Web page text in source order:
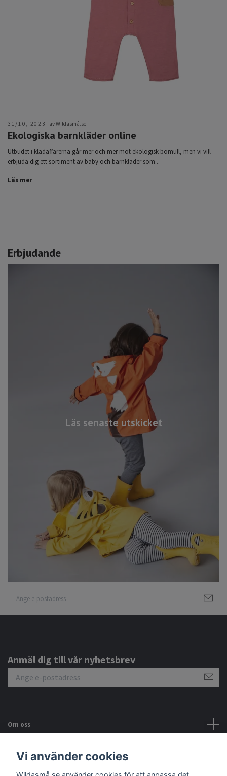
Erbjudande
Läs senaste utskicket
31/10, 2023 av Wildasmå.se
Ekologiska barnkläder online
Utbudet i klädaffärerna går mer och mer mot ekologisk bomull, men vi vill
erbjuda dig ett sortiment av baby och barnkläder som...
Läs mer
Anmäl dig till vår nyhetsbrev
Om oss
Kundtjänst
Vi använder cookies